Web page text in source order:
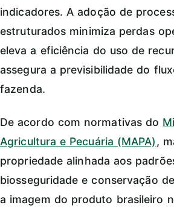
indicadores. A adoção de
estruturados minimiza perdas
eleva a eficiência do uso de
assegura a previsibilidade do
fazenda.
De acordo com normativas do
Agricultura e Pecuária (MAPA),
propriedade alinhada aos
biosseguridade e conservação
a imagem do produto brasileiro